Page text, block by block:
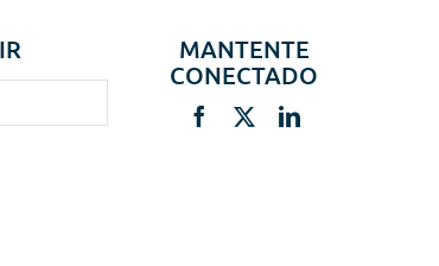
MANTENTE
CONECTADO